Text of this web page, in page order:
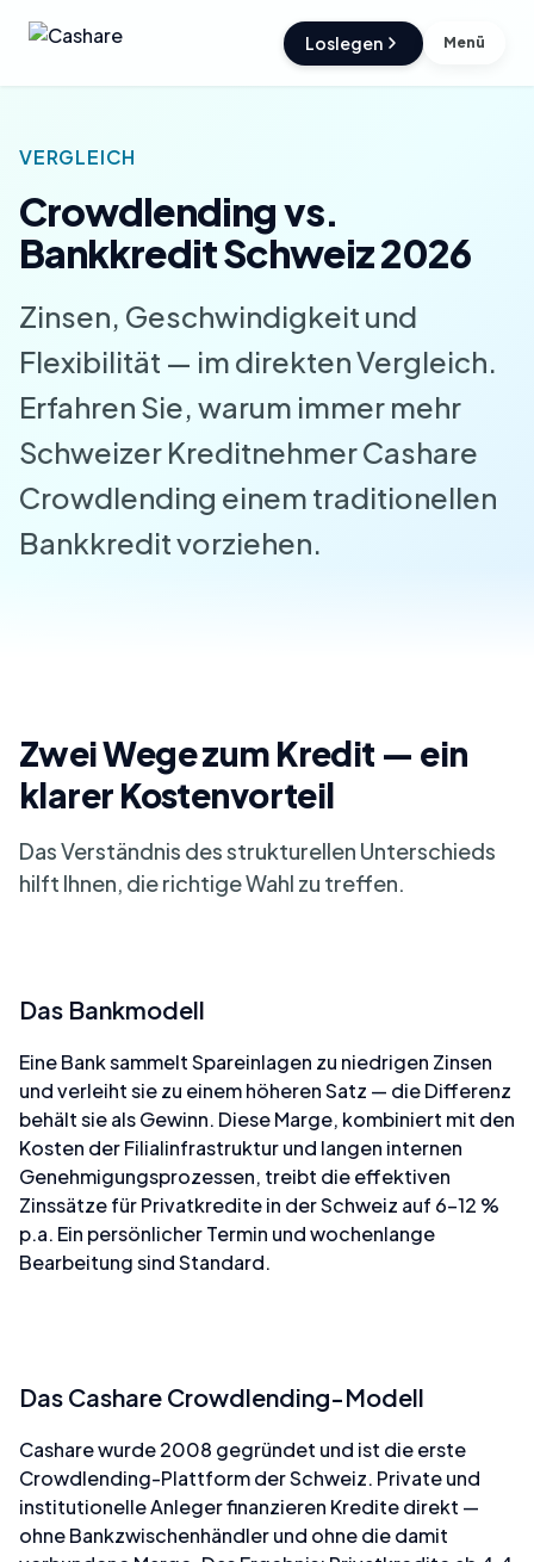
Loslegen Menü
VERGLEICH
Crowdlending vs.
Bankkredit Schweiz 2026
Zinsen, Geschwindigkeit und
Flexibilität — im direkten Vergleich.
Erfahren Sie, warum immer mehr
Schweizer Kreditnehmer Cashare
Crowdlending einem traditionellen
Bankkredit vorziehen.
Zwei Wege zum Kredit — ein
klarer Kostenvorteil
Das Verständnis des strukturellen Unterschieds
hilft Ihnen, die richtige Wahl zu treffen.
Das Bankmodell
Eine Bank sammelt Spareinlagen zu niedrigen Zinsen
und verleiht sie zu einem höheren Satz — die Differenz
behält sie als Gewinn. Diese Marge, kombiniert mit den
Kosten der Filialinfrastruktur und langen internen
Genehmigungsprozessen, treibt die effektiven
Zinssätze für Privatkredite in der Schweiz auf 6–12 %
p.a. Ein persönlicher Termin und wochenlange
Bearbeitung sind Standard.
Das Cashare Crowdlending-Modell
Cashare wurde 2008 gegründet und ist die erste
Crowdlending-Plattform der Schweiz. Private und
institutionelle Anleger finanzieren Kredite direkt —
ohne Bankzwischenhändler und ohne die damit